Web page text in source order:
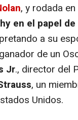
, y rodada en
en el papel
a su
de un
Jr., director del
, un
Unidos.